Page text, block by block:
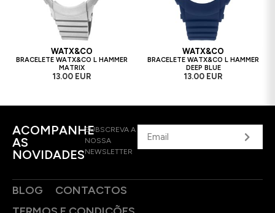
WATX&CO
BRACELETE WATX&CO L HAMMER
MATRIX
13.00 EUR
WATX&CO
BRACELETE WATX&CO L HAMMER
DEEP BLUE
13.00 EUR
ACOMPANHE
AS
NOVIDADES
SUBSCREVA A
NOSSA
NEWSLETTER
BLOG
CONTACTOS